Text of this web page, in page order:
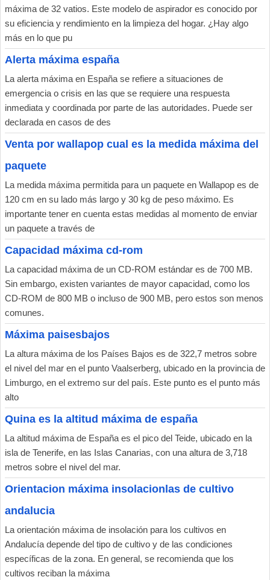
máxima de 32 vatios. Este modelo de aspirador es conocido por
su eficiencia y rendimiento en la limpieza del hogar. ¿Hay algo
más en lo que pu
Alerta máxima españa
La alerta máxima en España se refiere a situaciones de
emergencia o crisis en las que se requiere una respuesta
inmediata y coordinada por parte de las autoridades. Puede ser
declarada en casos de des
Venta por wallapop cual es la medida máxima del
paquete
La medida máxima permitida para un paquete en Wallapop es de
120 cm en su lado más largo y 30 kg de peso máximo. Es
importante tener en cuenta estas medidas al momento de enviar
un paquete a través de
Capacidad máxima cd-rom
La capacidad máxima de un CD-ROM estándar es de 700 MB.
Sin embargo, existen variantes de mayor capacidad, como los
CD-ROM de 800 MB o incluso de 900 MB, pero estos son menos
comunes.
Máxima paisesbajos
La altura máxima de los Países Bajos es de 322,7 metros sobre
el nivel del mar en el punto Vaalserberg, ubicado en la provincia de
Limburgo, en el extremo sur del país. Este punto es el punto más
alto
Quina es la altitud máxima de españa
La altitud máxima de España es el pico del Teide, ubicado en la
isla de Tenerife, en las Islas Canarias, con una altura de 3,718
metros sobre el nivel del mar.
Orientacion máxima insolacionlas de cultivo
andalucia
La orientación máxima de insolación para los cultivos en
Andalucía depende del tipo de cultivo y de las condiciones
específicas de la zona. En general, se recomienda que los
cultivos reciban la máxima